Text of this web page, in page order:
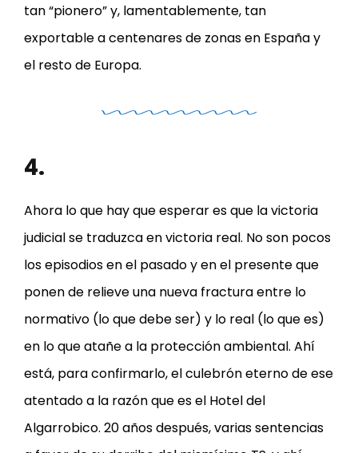
tan “pionero” y, lamentablemente, tan
exportable a centenares de zonas en España y
el resto de Europa.
4.
Ahora lo que hay que esperar es que la victoria
judicial se traduzca en victoria real. No son pocos
los episodios en el pasado y en el presente que
ponen de relieve una nueva fractura entre lo
normativo (lo que debe ser) y lo real (lo que es)
en lo que atañe a la protección ambiental. Ahí
está, para confirmarlo, el culebrón eterno de ese
atentado a la razón que es el Hotel del
Algarrobico. 20 años después, varias sentencias